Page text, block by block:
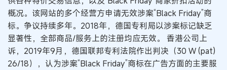
概况。该网站的多个经营方申请无效涉案“Black Friday”商
标。争议持续多年。2018年，德国专利局以涉案标记缺乏
显著性，全部商品/服务上的注册均应无效。 香港公司上
诉，2019年9月，德国联邦专利法院作出判决（30 W (pat)
26/18），认为涉案“Black Friday”商标在广告方面的主要服